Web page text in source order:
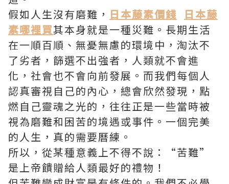
假如人生沒有磨難， 日本藤素價錢
日本藤
素哪裡買其本身就是一種災難。長期生活
在一順百順、無憂無慮的環境中，淘汰不
了劣者，篩選不出強者，人類就不會進
化，社會也不會向前發展。而我們每個人
認真審視自己的內心，總會欣然發現，點
燃自己靈魂之光的，往往正是一些當時被
視為磨難和困苦的境遇或事件。一個完美
的人生，真的需要曆練。
所以，從某種意義上不得不說：“苦難”
是上帝饋贈給人類最好的禮物！